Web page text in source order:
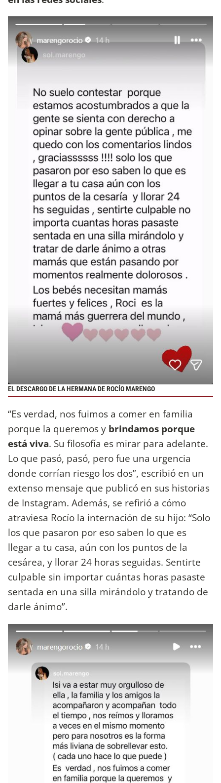
EL DESCARGO DE LA HERMANA DE ROCÍO MARENGO
“Es verdad, nos fuimos a comer en familia
porque la queremos y brindamos porque
está viva. Su filosofía es mirar para adelante.
Lo que pasó, pasó, pero fue una urgencia
donde corrían riesgo los dos”, escribió en un
extenso mensaje que publicó en sus historias
de Instagram. Además, se refirió a cómo
atraviesa Rocío la internación de su hijo: “Solo
los que pasaron por eso saben lo que es
llegar a tu casa, aún con los puntos de la
cesárea, y llorar 24 horas seguidas. Sentirte
culpable sin importar cuántas horas pasaste
sentada en una silla mirándolo y tratando de
darle ánimo”.